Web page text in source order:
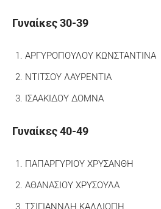
Γυναίκες 30-39
ΑΡΓΥΡΟΠΟΥΛΟΥ ΚΩΝΣΤΑΝΤΙΝΑ
ΝΤΙΤΣΟΥ ΛΑΥΡΕΝΤΙΑ
ΙΣΑΑΚΙΔΟΥ ΔΟΜΝΑ
Γυναίκες 40-49
ΠΑΠΑΡΓΥΡΙΟΥ ΧΡΥΣΑΝΘΗ
ΑΘΑΝΑΣΙΟΥ ΧΡΥΣΟΥΛΑ
ΤΣΙΓΙΑΝΝΛΗ ΚΑΛΛΙΟΠΗ